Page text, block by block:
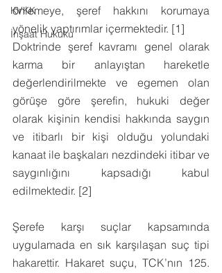
KVKK
İnşaat Hukuku
önlemeye, şeref hakkını korumaya
yönelik yaptırımlar içermektedir. [1]
Doktrinde şeref kavramı genel olarak
karma bir anlayıştan hareketle
değerlendirilmekte ve egemen olan
görüşe göre şerefin, hukuki değer
olarak kişinin kendisi hakkında saygın
ve itibarlı bir kişi olduğu yolundaki
kanaat ile başkaları nezdindeki itibar ve
saygınlığını kapsadığı kabul
edilmektedir. [2]
Şerefe karşı suçlar kapsamında
uygulamada en sık karşılaşan suç tipi
hakarettir. Hakaret suçu, TCK’nın 125.